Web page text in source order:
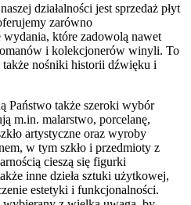
działalności jest sprzedaż płyt
zarówno
które zadowolą nawet
i kolekcjonerów winyli. To
także nośniki historii dźwięku i
Państwo także szeroki wybór
m.in. malarstwo, porcelanę,
artystyczne oraz wyroby
w tym szkło i przedmioty z
cieszą się figurki
inne dzieła sztuki użytkowej,
estetyki i funkcjonalności.